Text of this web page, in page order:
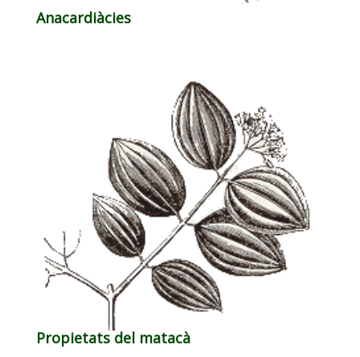
Anacardiàcies
Propietats del matacà